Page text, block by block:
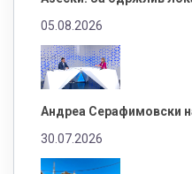
05.08.2026
Андреа Серафимовски
30.07.2026